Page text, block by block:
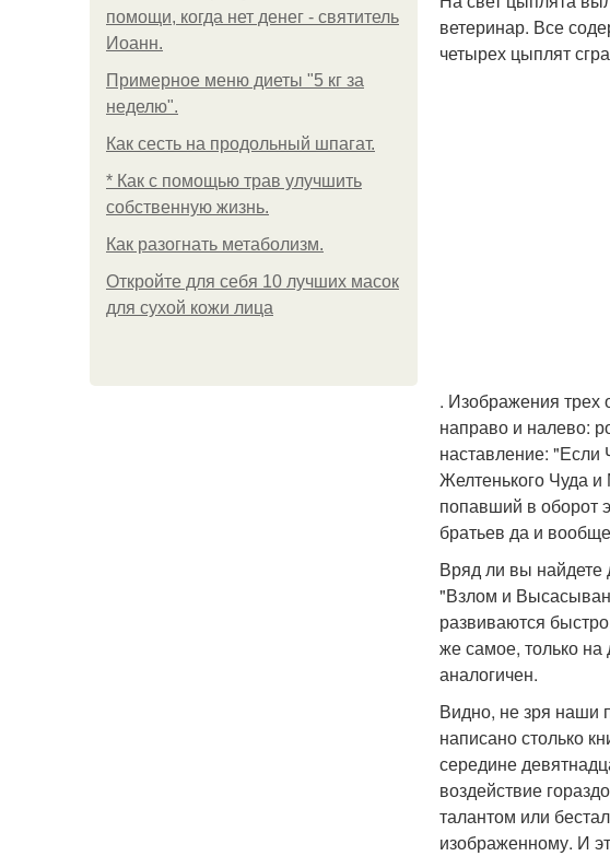
помощи, когда нет денег - святитель
Иоанн.
Примерное меню диеты "5 кг за
неделю".
Как сесть на продольный шпагат.
* Как с помощью трав улучшить
собственную жизнь.
Как разогнать метаболизм.
Откройте для себя 10 лучших масок
для сухой кожи лица
ветеринар. Все
четырех цыплят
. Изображения трех
направо и налево:
наставление:
Желтенького Чуда
попавший в оборот
братьев да и
Вряд ли вы найдете
"Взлом и
развиваются
же самое, только на
аналогичен.
Видно, не зря наши
написано столько
середине
воздействие
талантом или
изображенному. И